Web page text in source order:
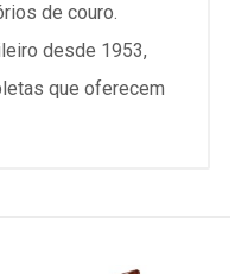
de couro.
desde 1953,
que oferecem